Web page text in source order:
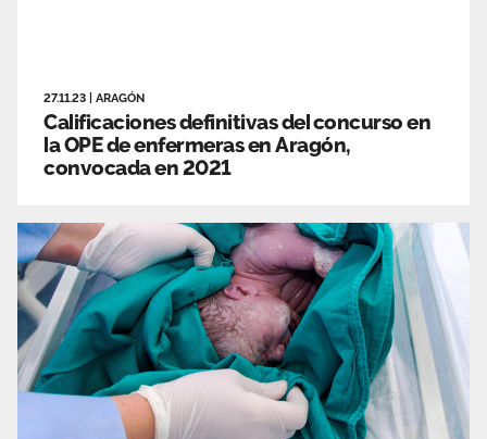
27.11.23 ARAGÓN
Calificaciones definitivas del concurso en
la OPE de enfermeras en Aragón,
convocada en 2021